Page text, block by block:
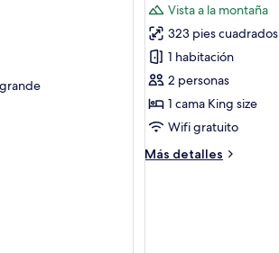
fotos
de
Suite
Deluxe,
1
cama
size,
Vista a la montaña
323 pies cuadrados
1 habitación
2 personas
1 cama King size
Wifi gratuito
Más detalles
Más